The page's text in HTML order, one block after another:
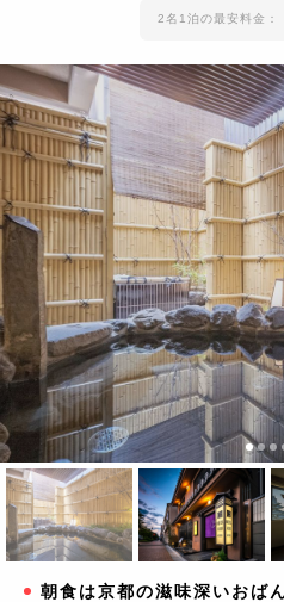
2名1泊の最安料金：
朝食は京都の滋味深いおば